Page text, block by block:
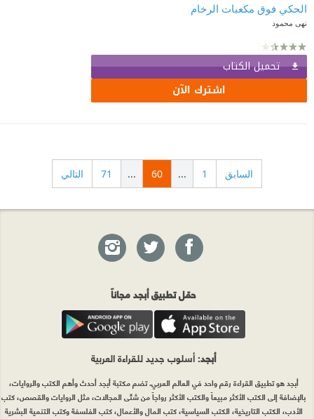
الحكي فوق مكعبات الرخام
نهى محمود
تحميل الكتاب
اشترك الآن
السابق 1
...
60
...
71 التالي
حمّل تطبيق أبجد مجاناً
أبجد: أسلوب جديد للقراءة العربية
أبجد هو تطبيق القراءة رقم واحد في العالم العربي. تضم مكتبة أبجد أحدث وأهم الكتب والروايات،
بالإضافة إلى الكتب الأكثر مبيعاً والكتب الأكثر رواجاً من شتّى المجالات، مثل الروايات والقصص، كتب
الأدب، الكتب التاريخية، الكتب السياسية، كتب المال والأعمال، كتب الفلسفة وكتب التنمية البشرية